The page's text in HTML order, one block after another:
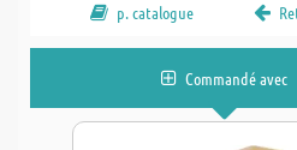
p. catalogue
Commandé avec